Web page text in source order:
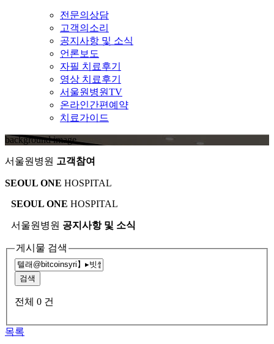
전문의상담
고객의소리
공지사항 및 소식
언론보도
자필 치료후기
영상 치료후기
서울원병원TV
온라인간편예약
치료가이드
background image
서울원병원 고객참여
SEOUL ONE HOSPITAL
SEOUL ONE HOSPITAL
서울원병원 공지사항 및 소식
게시물 검색
검색
전체 0 건
목록